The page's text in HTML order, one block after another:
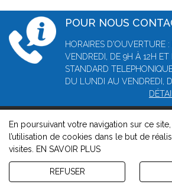
POUR NOUS
HORAIRES
VENDREDI, DE 9H À 12H ET
STANDARD
DU LUNDI AU VENDREDI,
© 2026, Greffe du tribunal de commerce
-Mentions légales- Contact -Gestion
de confidentialité et de
Version : 1.8.1
En poursuivant votre navigation sur ce
l’utilisation de cookies dans le but de
visites.
EN SAVOIR PLUS
REFUSER